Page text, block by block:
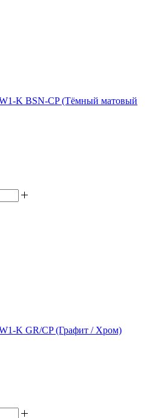
K BSN-CP (Тёмный матовый
K GR/CP (Графит / Хром)